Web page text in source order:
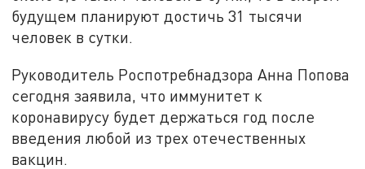
будущем планируют достичь 31 тысячи
человек в сутки.
Руководитель Роспотребнадзора Анна Попова
сегодня заявила, что иммунитет к
коронавирусу будет держаться год после
введения любой из трех отечественных
вакцин.